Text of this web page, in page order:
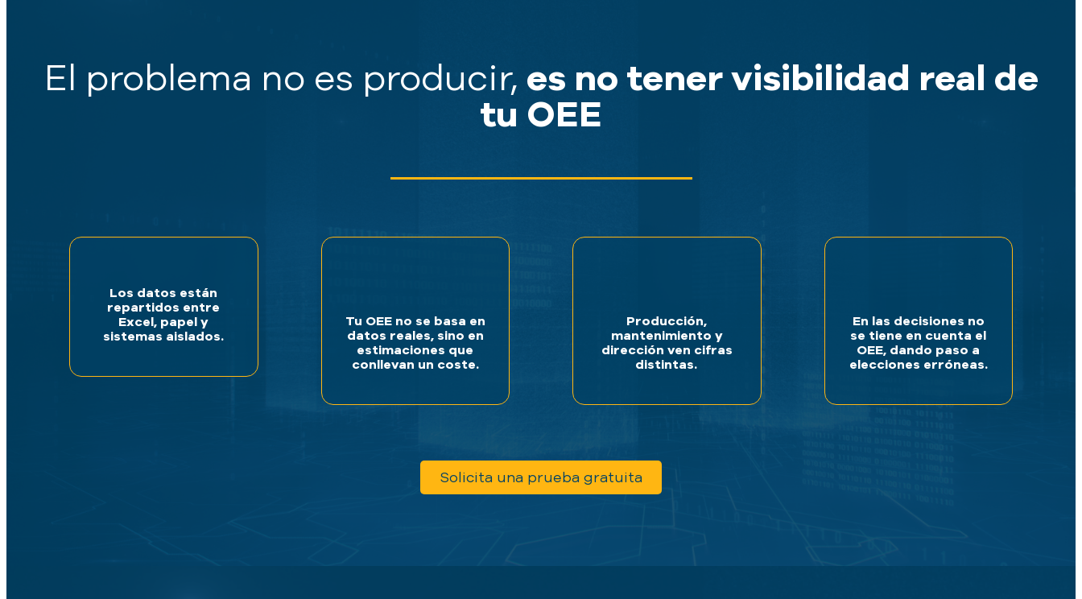
El problema no es producir, es no tener visibilidad real de
tu OEE
Los datos están
repartidos entre
Excel, papel y
sistemas aislados.
Tu OEE no se basa en
datos reales, sino en
estimaciones que
conllevan un coste.
Producción,
mantenimiento y
dirección ven cifras
distintas.
En las decisiones no
se tiene en cuenta el
OEE, dando paso a
elecciones erróneas.
Solicita una prueba gratuita